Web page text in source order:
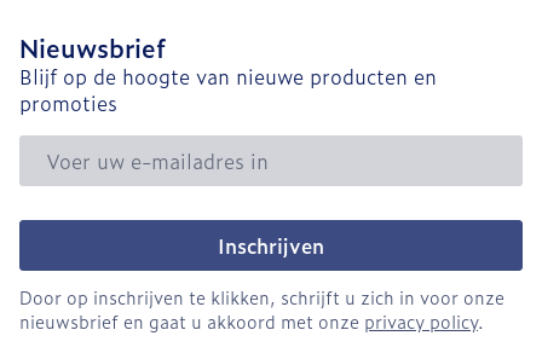
Nieuwsbrief
Blijf op de hoogte van nieuwe producten en
promoties
E-mail adres
Inschrijven
Door op inschrijven te klikken, schrijft u zich in voor onze
nieuwsbrief en gaat u akkoord met onze privacy policy.